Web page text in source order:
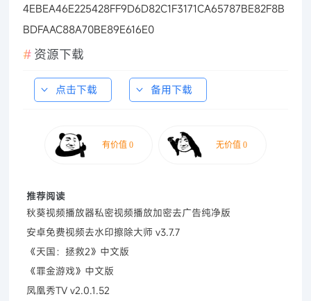
4EBEA46E225428FF9D6D82C1F3171CA65787BE82F8B
BDFAAC88A70BE89E616E0
资源下载
点击下载 备用下载
推荐阅读
秋葵视频播放器私密视频播放加密去广告纯净版
安卓免费视频去水印擦除大师 v3.7.7
《天国：拯救2》中文版
《罪金游戏》中文版
凤凰秀TV v2.0.1.52